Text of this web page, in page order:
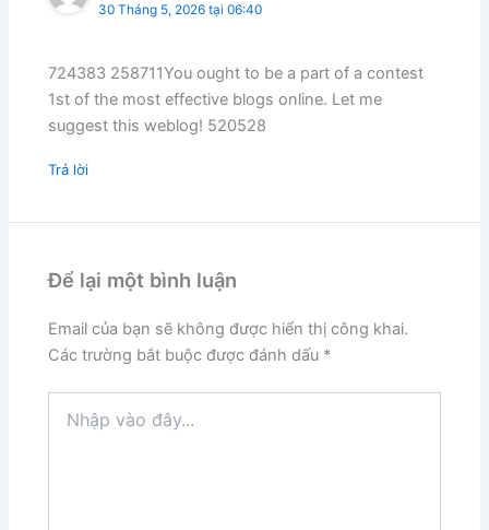
30 Tháng 5, 2026 tại 06:40
724383 258711You ought to be a part of a contest
1st of the most effective blogs online. Let me
suggest this weblog! 520528
Trả lời
Để lại một bình luận
Email của bạn sẽ không được hiển thị công khai.
Các trường bắt buộc được đánh dấu *
vào